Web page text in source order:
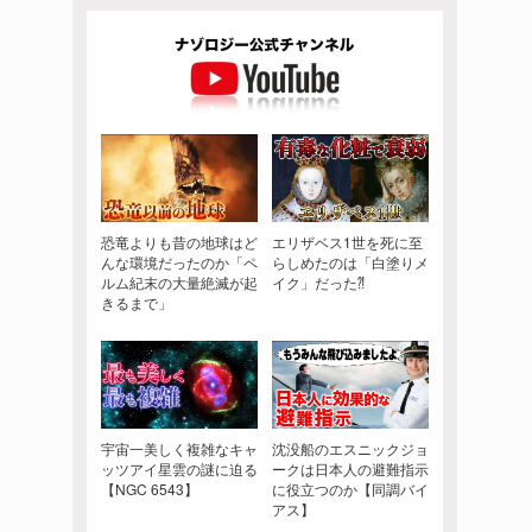
恐竜よりも昔の地球はど
んな環境だったのか「ペ
ルム紀末の大量絶滅が起
きるまで」
エリザベス1世を死に至
らしめたのは「白塗りメ
イク」だった⁈
宇宙一美しく複雑なキャ
ッツアイ星雲の謎に迫る
【NGC 6543】
沈没船のエスニックジョ
ークは日本人の避難指示
に役立つのか【同調バイ
アス】